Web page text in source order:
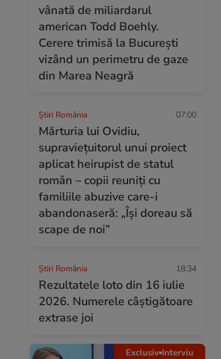
vânată de miliardarul
american Todd Boehly.
Cerere trimisă la București
vizând un perimetru de gaze
din Marea Neagră
Știri România 07:00
Mărturia lui Ovidiu,
supraviețuitorul unui proiect
aplicat heirupist de statul
român – copii reuniți cu
familiile abuzive care-i
abandonaseră: „Își doreau să
scape de noi”
Știri România 18:34
Rezultatele loto din 16 iulie
2026. Numerele câștigătoare
extrase joi
Exclusiv Interviu